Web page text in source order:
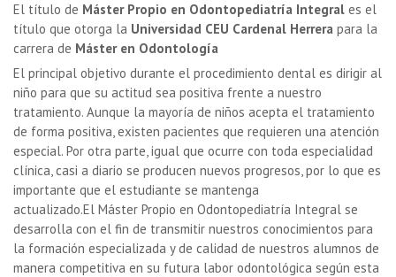
El título de Máster Propio en Odontopediatría Integral es el
título que otorga la Universidad CEU Cardenal Herrera para la
carrera de Máster en Odontología
El principal objetivo durante el procedimiento dental es dirigir al
niño para que su actitud sea positiva frente a nuestro
tratamiento. Aunque la mayoría de niños acepta el tratamiento
de forma positiva, existen pacientes que requieren una atención
especial. Por otra parte, igual que ocurre con toda especialidad
clínica, casi a diario se producen nuevos progresos, por lo que es
importante que el estudiante se mantenga
actualizado.El Máster Propio en Odontopediatría Integral se
desarrolla con el fin de transmitir nuestros conocimientos para
la formación especializada y de calidad de nuestros alumnos de
manera competitiva en su futura labor odontológica según esta